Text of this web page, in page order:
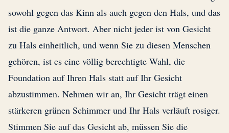
sowohl gegen das Kinn als auch gegen den Hals, und das
ist die ganze Antwort. Aber nicht jeder ist von Gesicht
zu Hals einheitlich, und wenn Sie zu diesen Menschen
gehören, ist es eine völlig berechtigte Wahl, die
Foundation auf Ihren Hals statt auf Ihr Gesicht
abzustimmen. Nehmen wir an, Ihr Gesicht trägt einen
stärkeren grünen Schimmer und Ihr Hals verläuft rosiger.
Stimmen Sie auf das Gesicht ab, müssen Sie die